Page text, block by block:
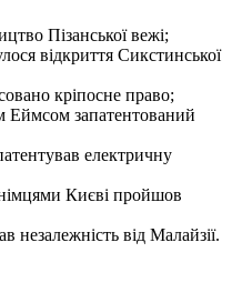
Пізанської вежі;
відкриття Сикстинської
кріпосне право;
запатентований
електричну
Києві пройшов
незалежність від Малайзії.